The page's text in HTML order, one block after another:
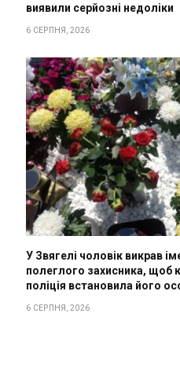
виявили серйозні недоліки
6 СЕРПНЯ, 2026
У Звягелі чоловік викрав
полеглого захисника, щоб
поліція встановила його
6 СЕРПНЯ, 2026